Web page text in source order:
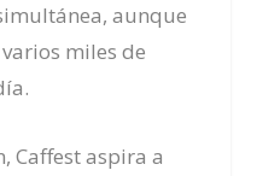
aunque
miles de
Caffest aspira a